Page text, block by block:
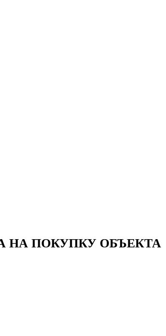
НА ПОКУПКУ ОБЪЕКТА